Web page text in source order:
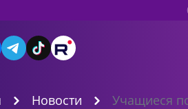
Новости Учащиеся